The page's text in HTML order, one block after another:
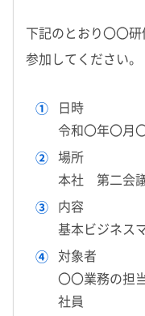
下記のとおり〇〇
参加してください。
日時
令和〇年〇月
場所
本社 第二会
内容
基本ビジネス
対象者
〇〇業務の担
社員